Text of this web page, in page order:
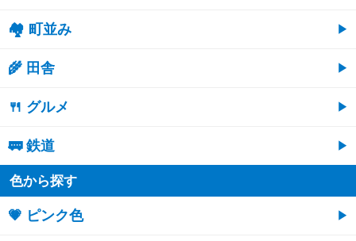
🏘 町並み
🌾 田舎
🍴 グルメ
🚃 鉄道
色から探す
💗 ピンク色